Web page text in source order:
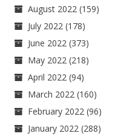
August 2022 (159)
July 2022 (178)
June 2022 (373)
May 2022 (218)
April 2022 (94)
March 2022 (160)
February 2022 (96)
January 2022 (288)